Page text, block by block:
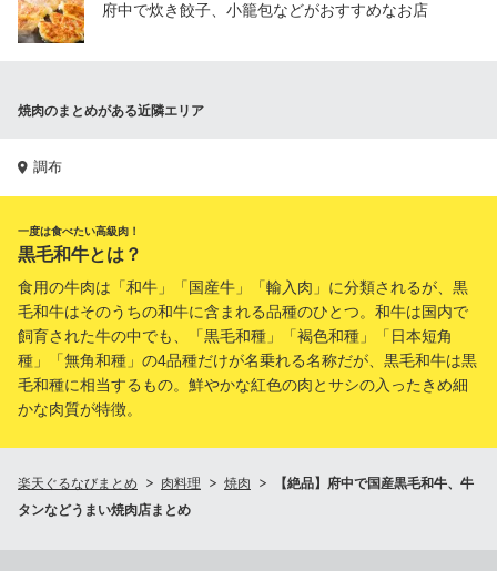
府中で炊き餃子、小籠包などがおすすめなお店
焼肉のまとめがある近隣エリア
調布
一度は食べたい高級肉！
黒毛和牛とは？
食用の牛肉は「和牛」「国産牛」「輸入肉」に分類されるが、黒
毛和牛はそのうちの和牛に含まれる品種のひとつ。和牛は国内で
飼育された牛の中でも、「黒毛和種」「褐色和種」「日本短角
種」「無角和種」の4品種だけが名乗れる名称だが、黒毛和牛は黒
毛和種に相当するもの。鮮やかな紅色の肉とサシの入ったきめ細
かな肉質が特徴。
楽天ぐるなびまとめ 肉料理 焼肉
【絶品】府中で国産黒毛和牛、牛
タンなどうまい焼肉店まとめ